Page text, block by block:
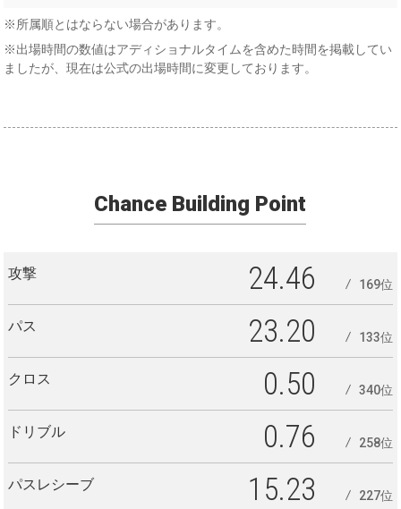
※所属順とはならない場合があります。
※出場時間の数値はアディショナルタイムを含めた時間を掲載してい
ましたが、現在は公式の出場時間に変更しております。
Chance Building Point
攻撃 24.46 169位
パス 23.20 133位
クロス 0.50 340位
ドリブル 0.76 258位
パスレシーブ 15.23 227位